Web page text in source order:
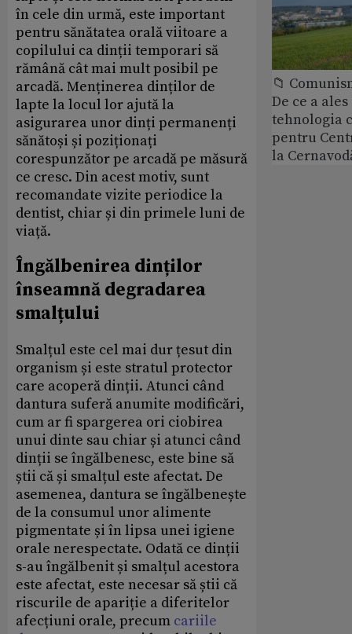
în cele din urmă, este important
pentru sănătatea orală viitoare a
copilului ca dinții temporari să
rămână cât mai mult posibil pe
arcadă. Menținerea dinților de
lapte la locul lor ajută la
asigurarea unor dinți permanenți
sănătoși și poziționați
corespunzător pe arcadă pe măsură
ce cresc. Din acest motiv, sunt
recomandate vizite periodice la
dentist, chiar și din primele luni de
viață.
Îngălbenirea dinților
înseamnă degradarea
smalțului
Smalțul este cel mai dur țesut din
organism și este stratul protector
care acoperă dinții. Atunci când
dantura suferă anumite modificări,
cum ar fi spargerea ori ciobirea
unui dinte sau chiar și atunci când
dinții se îngălbenesc, este bine să
știi că și smalțul este afectat. De
asemenea, dantura se îngălbenește
de la consumul unor alimente
pigmentate și în lipsa unei igiene
orale nerespectate. Odată ce dinții
s-au îngălbenit și smalțul acestora
este afectat, este necesar să știi că
riscurile de apariție a diferitelor
afecțiuni orale, precum cariile
📁
De ce a
tehnologia
pentru
la